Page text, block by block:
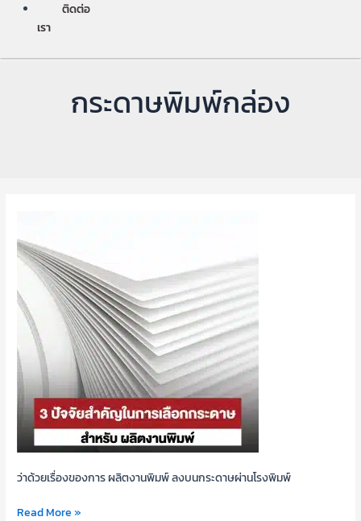
ติดต่อ
เรา
กระดาษพิมพ์กล่อง
ว่าด้วยเรื่องของการ ผลิตงานพิมพ์ ลงบนกระดาษผ่านโรงพิมพ์
ปัจจัย
สำคัญ
การ
เลือก
กระดาษ
สำหรับ
ผลิต
งาน
พิมพ์
Read More »